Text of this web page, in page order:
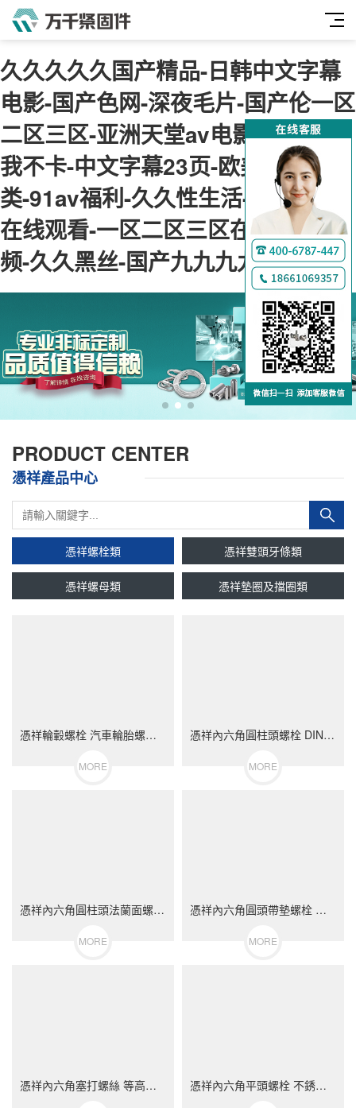
久久久久久国产精品-日韩中文字幕
电影-国产色网-深夜毛片-国产伦一区
二区三区-亚洲天堂av电影-神马午夜
我不卡-中文字幕23页-欧美综合另
类-91av福利-久久性生活-肉肉视频
在线观看-一区二区三区在线免费视
频-久久黑丝-国产九九九九
PRODUCT CENTER
憑祥產品中心
憑祥螺栓類 憑祥雙頭牙條類
憑祥螺母類 憑祥墊圈及擋圈類
憑祥輪轂螺栓 汽車輪胎螺絲 不銹鋼（304/316）碳鋼 合金鋼
MORE
憑祥內六角圓柱頭螺栓 DIN912 不銹鋼（304/316）碳鋼 合金鋼
MORE
憑祥內六角圓柱頭法蘭面螺栓 不銹鋼（304/316）碳鋼 合金鋼
MORE
憑祥內六角圓頭帶墊螺栓 不銹鋼（304/316）碳鋼 合金鋼
MORE
憑祥內六角塞打螺絲 等高限位螺栓 不銹鋼（304/316）碳鋼 合金鋼 憑祥內六角平頭螺栓 不銹鋼（304/316）碳鋼 合金鋼